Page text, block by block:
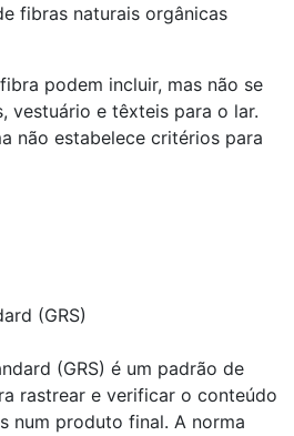
fibras naturais orgânicas
podem incluir, mas não se
vestuário e têxteis para o lar.
não estabelece critérios para
(GRS)
(GRS) é um padrão de
rastrear e verificar o conteúdo
num produto final. A norma